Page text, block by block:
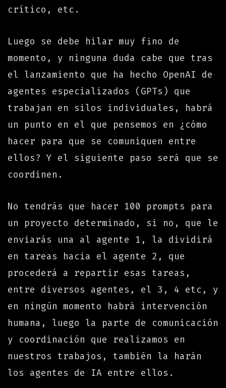
crítico, etc.
Luego se debe hilar muy fino de
momento, y ninguna duda cabe que tras
el lanzamiento que ha hecho OpenAI de
agentes especializados (GPTs) que
trabajan en silos individuales, habrá
un punto en el que pensemos en ¿cómo
hacer para que se comuniquen entre
ellos? Y el siguiente paso será que se
coordinen.
No tendrás que hacer 100 prompts para
un proyecto determinado, si no, que le
enviarás una al agente 1, la dividirá
en tareas hacia el agente 2, que
procederá a repartir esas tareas,
entre diversos agentes, el 3, 4 etc, y
en ningún momento habrá intervención
humana, luego la parte de comunicación
y coordinación que realizamos en
nuestros trabajos, también la harán
los agentes de IA entre ellos.